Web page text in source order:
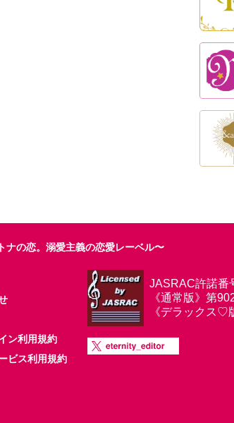
ナの恋。溺愛主義の恋愛レーベル〜
ン利用規約
ビス利用規約
JASRAC許諾番
《通常版》第
《デラックス♡